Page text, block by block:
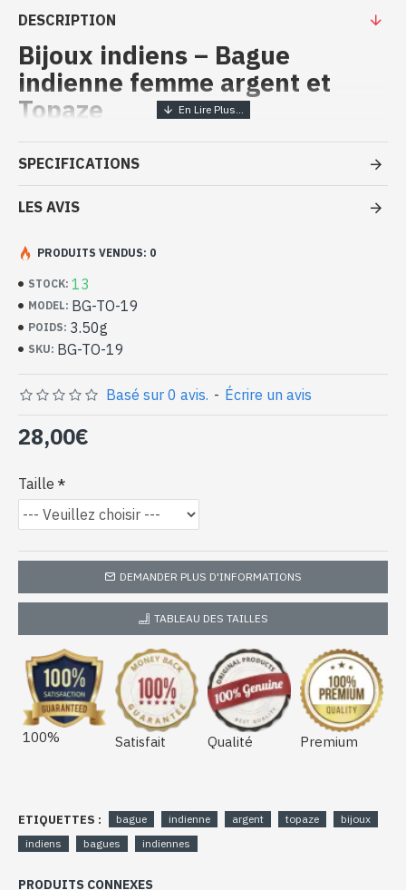
DESCRIPTION
Bijoux indiens – Bague
indienne femme argent et
Topaze
Bijoux indiens artisanaux - Bague
argent massif et Topaze
- Bague en argent véritable 925/1000
- Pierre sertie, taillée à la main, forme coeur
- Livrée avec un petit sac artisanal
Bague indienne argent et Topaze
naturelle en forme de coeur (BG-TO-
19)
SPECIFICATIONS
LES AVIS
STOCK: 13
MODEL: BG-TO-19
POIDS: 3.50g
SKU: BG-TO-19
PRODUITS VENDUS: 0
Basé sur 0 avis. - Écrire un avis
28,00€
Taille
DEMANDER PLUS D'INFORMATIONS
TABLEAU DES TAILLES
100% Satisfait Qualité Premium
ETIQUETTES : bague indienne argent topaze
bijoux
indiens
bagues indiennes
PRODUITS CONNEXES